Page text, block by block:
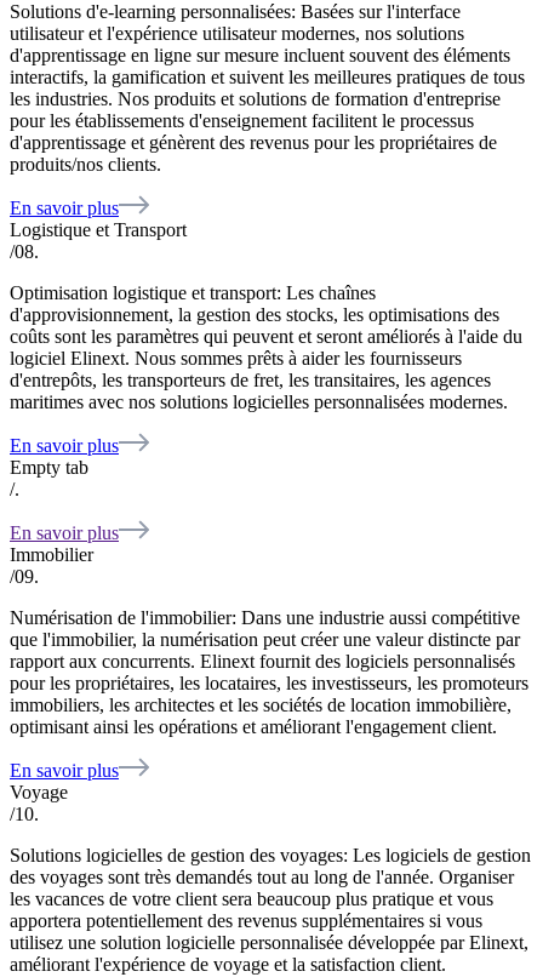
Solutions d'e-learning personnalisées: Basées sur l'interface
utilisateur et l'expérience utilisateur modernes, nos solutions
d'apprentissage en ligne sur mesure incluent souvent des éléments
interactifs, la gamification et suivent les meilleures pratiques de tous
les industries. Nos produits et solutions de formation d'entreprise
pour les établissements d'enseignement facilitent le processus
d'apprentissage et génèrent des revenus pour les propriétaires de
produits/nos clients.
En savoir plus
Logistique et Transport
/08.
Optimisation logistique et transport: Les chaînes
d'approvisionnement, la gestion des stocks, les optimisations des
coûts sont les paramètres qui peuvent et seront améliorés à l'aide du
logiciel Elinext. Nous sommes prêts à aider les fournisseurs
d'entrepôts, les transporteurs de fret, les transitaires, les agences
maritimes avec nos solutions logicielles personnalisées modernes.
En savoir plus
Empty tab
/.
En savoir plus
Immobilier
/09.
Numérisation de l'immobilier: Dans une industrie aussi compétitive
que l'immobilier, la numérisation peut créer une valeur distincte par
rapport aux concurrents. Elinext fournit des logiciels personnalisés
pour les propriétaires, les locataires, les investisseurs, les promoteurs
immobiliers, les architectes et les sociétés de location immobilière,
optimisant ainsi les opérations et améliorant l'engagement client.
En savoir plus
Voyage
/10.
Solutions logicielles de gestion des voyages: Les logiciels de gestion
des voyages sont très demandés tout au long de l'année. Organiser
les vacances de votre client sera beaucoup plus pratique et vous
apportera potentiellement des revenus supplémentaires si vous
utilisez une solution logicielle personnalisée développée par Elinext,
améliorant l'expérience de voyage et la satisfaction client.